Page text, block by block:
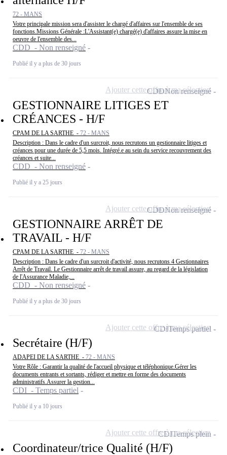
72 - MANS
Votre principale mission sera d'assister le chargé d'affaires sur l'ensemble de ses
fonctions.Missions Générale :L'Assistant(e) chargé(e) d'affaires assure la mise en
oeuvre de l'ensemble des...
CDD - Non renseigné
Publié il y a plus de 30 jours
GESTIONNAIRE LITIGES ET
CRÉANCES - H/F
CPAM DE LA SARTHE - 72 - MANS
Description : Dans le cadre d'un surcroit, nous recrutons un gestionnaire litiges et
créances pour une durée de 5,5 mois. Intégré.e au sein du service recouvrement des
créances et suite...
CDD - Non renseigné
Publié il y a 25 jours
CDDNon renseigné
Ajouter cette offre à ma sélection
GESTIONNAIRE ARRÊT DE
TRAVAIL - H/F
CPAM DE LA SARTHE - 72 - MANS
Description : Dans le cadre d'un surcroit d'activité, nous recrutons 4 Gestionnaires
Arrêt de Travail. Le Gestionnaire arrêt de travail assure, au regard de la législation
de l'Assurance Maladie,...
CDD - Non renseigné
Publié il y a plus de 30 jours
CDDNon renseigné
Ajouter cette offre à ma sélection
Secrétaire (H/F)
ADAPEI DE LA SARTHE - 72 - MANS
Votre Rôle : Garantir la qualité de l'accueil physique et téléphonique.Gérer les
documents entrants et sortants, rédiger et mettre en forme des documents
administratifs.Assurer la gestion...
CDI - Temps partiel
Publié il y a 10 jours
CDITemps partiel
Ajouter cette offre à ma sélection
Coordinateur/trice Qualité (H/F)
CDITemps plein
Ajouter cette offre à ma sélection